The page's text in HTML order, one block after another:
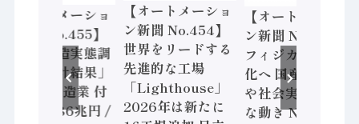
【オートメーショ
ン新聞 No.455】
「経済構造実態調
査二次集計結果」
2024年製造業 付
加価値額86兆円 /
【オートメーショ
ン新聞 No.454】
世界をリードする
先進的な工場
「Lighthouse」
2026年は新たに
【オートメーショ
ン新聞 No.453】
フィジカルAI本格
化へ 国産AI開発
や社会実装に活発
な動き Noetra、